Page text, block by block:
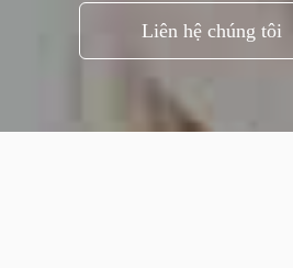
Liên hệ chúng tôi